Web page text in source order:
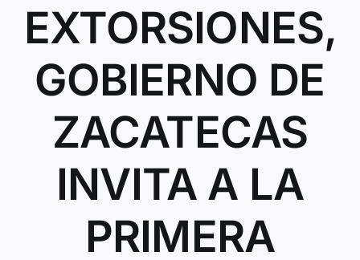
Quiénes Somos
Trámites y Servicios
Transparencia
EXTORSIONES,
GOBIERNO DE
ZACATECAS
INVITA A LA
PRIMERA